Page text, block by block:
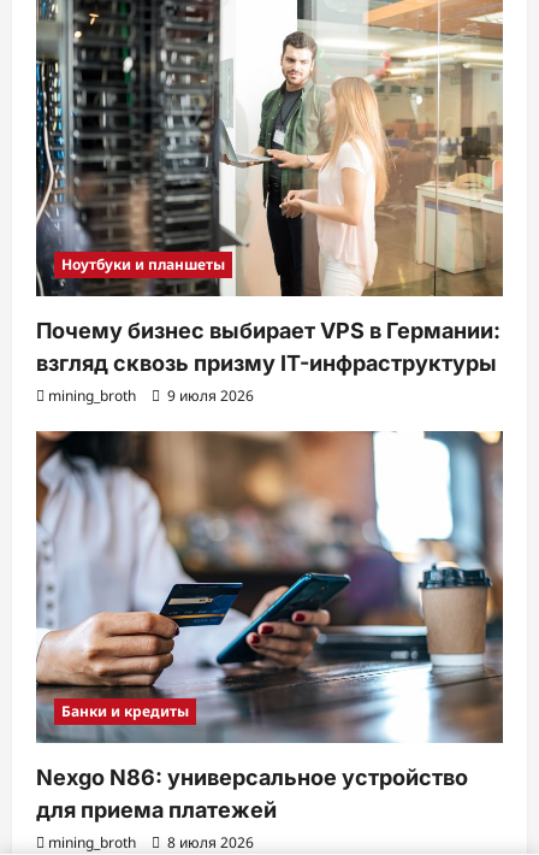
Ноутбуки и планшеты
Почему бизнес выбирает VPS в Германии:
взгляд сквозь призму IT-инфраструктуры
mining_broth 9 июля 2026
Банки и кредиты
Nexgo N86: универсальное устройство
для приема платежей
mining_broth 8 июля 2026